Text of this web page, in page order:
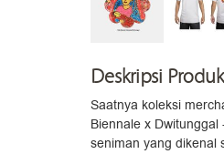
Deskripsi Produk
Saatnya koleksi
Biennale x
seniman yang dikenal